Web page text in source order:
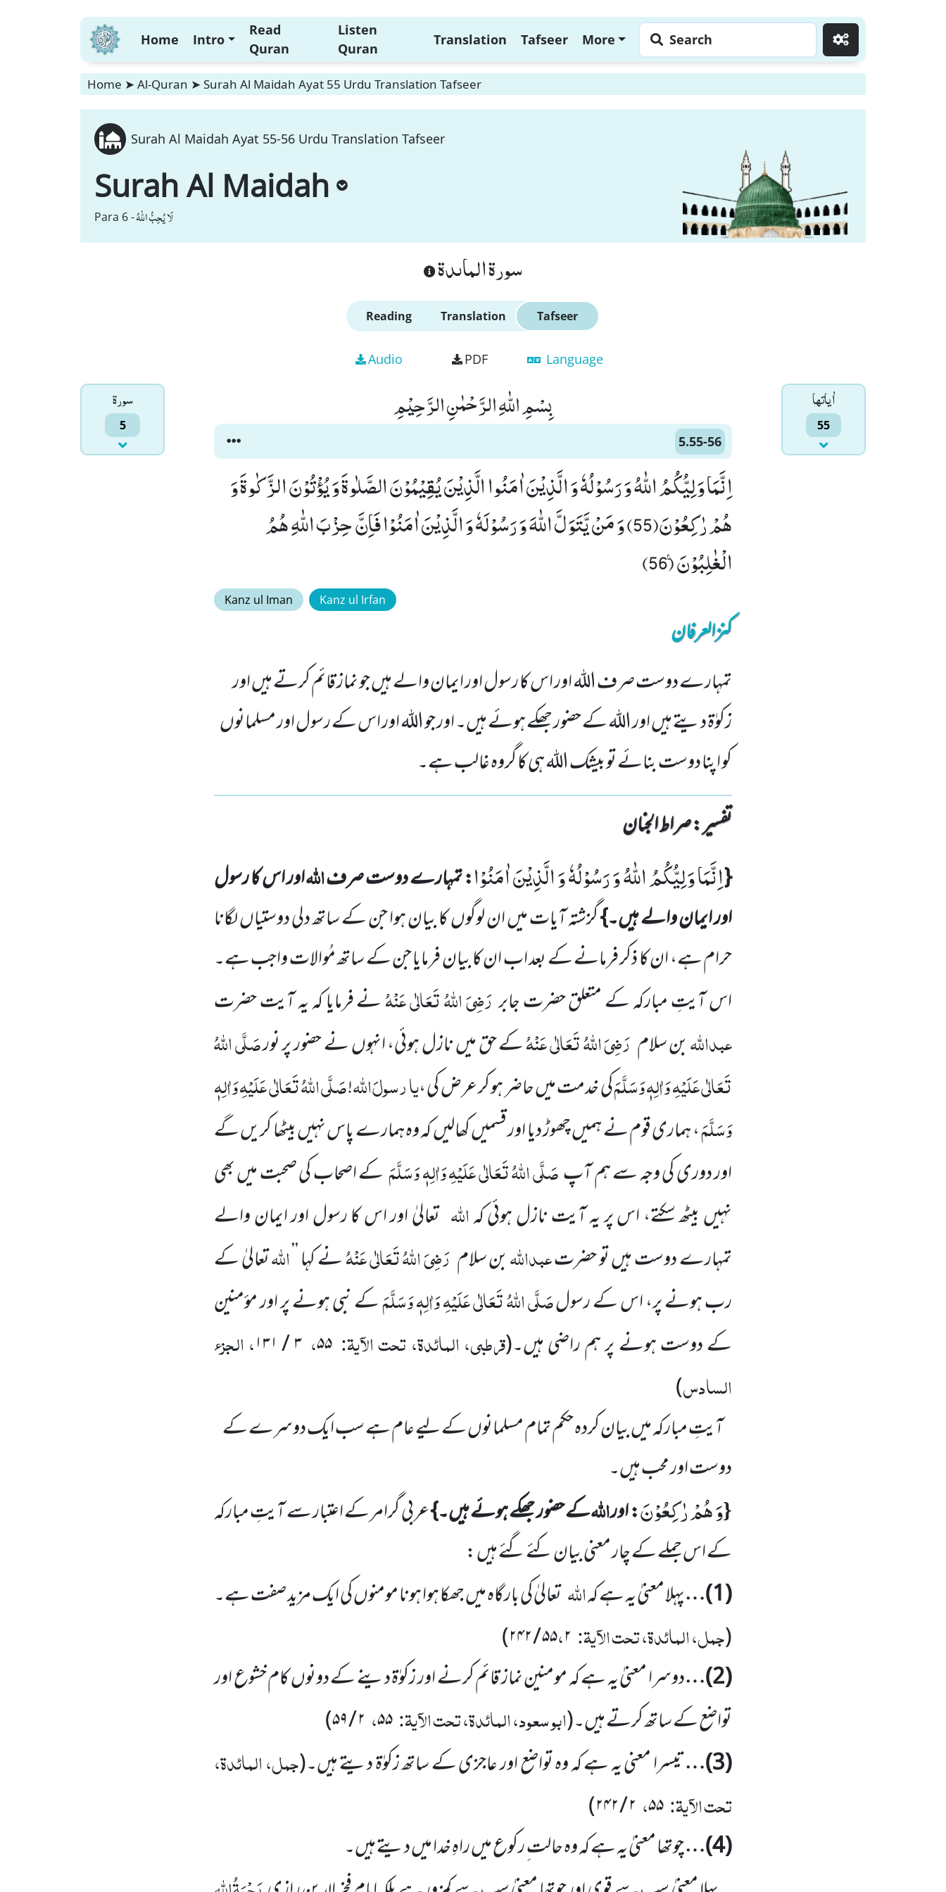
Home Intro
Read
Quran
Listen
Quran
Translation Tafseer More Search
Home ➤ Al-Quran ➤ Surah Al Maidah Ayat 55 Urdu Translation Tafseer
Surah Al Maidah Ayat 55-56 Urdu Translation Tafseer
Surah Al Maidah
Para 6 -لَا یُحِبُّ اللّٰهُ
سورة الماىدة
Reading Translation Tafseer
Audio PDF Language
سورۃ
5
اٰياتها
55
بِسْمِ اللّٰهِ الرَّحْمٰنِ الرَّحِیْمِ
5.55-56
اِنَّمَا وَلِیُّكُمُ اللّٰهُ وَ رَسُوْلُهٗ وَ الَّذِیْنَ اٰمَنُوا الَّذِیْنَ یُقِیْمُوْنَ الصَّلٰوةَ وَ یُؤْتُوْنَ الزَّكٰوةَ وَ
هُمْ رٰكِعُوْنَ(55) وَ مَنْ یَّتَوَلَّ اللّٰهَ وَ رَسُوْلَهٗ وَ الَّذِیْنَ اٰمَنُوْا فَاِنَّ حِزْبَ اللّٰهِ هُمُ
الْغٰلِبُوْنَ۠ (56)
Kanz ul Iman Kanz ul Irfan
کنزالعرفان
تمہارے دوست صرف اللہ اور اس کا رسول اور ایمان والے ہیں جو نماز قائم کرتے ہیں اور
زکوٰۃ دیتے ہیں اور اللہ کے حضور جھکے ہوئے ہیں۔ اور جو اللہ اور اس کے رسول اور مسلمانوں
کو اپنا دوست بنائے تو بیشک اللہ ہی کا گروہ غالب ہے۔
تفسیر : ‎صراط الجنان
{اِنَّمَا وَلِیُّكُمُ اللّٰهُ وَ رَسُوْلُهٗ وَ الَّذِیْنَ اٰمَنُوْا: تمہارے دوست صرفاللہاور اس کا رسول
اور ایمان والے ہیں۔}گزشتہ آیات میں ان لوگوں کا بیان ہوا جن کے ساتھ دلی دوستیاں لگانا
حرام ہے، ان کا ذکر فرمانے کے بعد اب ان کا بیان فرمایا جن کے ساتھ مُوالات واجب ہے۔
اس آیتِ مبارکہ کے متعلق حضرت جابررَضِیَ اللہُ تَعَالٰی عَنْہُنے فرمایا کہ یہ آیت حضرت
عبداللہبن سلام رَضِیَ اللہُ تَعَالٰی عَنْہُکے حق میں نازل ہوئی، انہوں نے حضور پر نورصَلَّی اللہُ
تَعَالٰی عَلَیْہِ وَاٰلِہٖ وَسَلَّمَکی خدمت میں حاضر ہو کر عرض کی ،یارسولَاللہ!صَلَّی اللہُ تَعَالٰی عَلَیْہِ وَاٰلِہٖ
وَسَلَّمَ، ہماری قوم نے ہمیں چھوڑ دیا اور قسمیں کھالیں کہ وہ ہمارے پاس نہیں بیٹھا کریں گے
اور دوری کی وجہ سے ہم آپصَلَّی اللہُ تَعَالٰی عَلَیْہِ وَاٰلِہٖ وَسَلَّمَکے اصحاب کی صحبت میں بھی
نہیں بیٹھ سکتے، اس پر یہ آیت نازل ہوئی کہاللہ تعالیٰ اور اس کا رسول اور ایمان والے
تمہارے دوست ہیں تو حضرتعبداللہبن سلام رَضِیَ اللہُ تَعَالٰی عَنْہُنے کہا ’’اللہتعالیٰ کے
رب ہونے پر، اس کے رسولصَلَّی اللہُ تَعَالٰی عَلَیْہِ وَاٰلِہٖ وَسَلَّمَکے نبی ہونے پر اور مؤمنین
کے دوست ہونے پر ہم راضی ہیں۔(قرطبی، المائدۃ، تحت الآیۃ: ۵۵، ۳ / ۱۳۱
، الجزء
السادس)
آیتِ مبارکہ میں بیان کردہ حکم تمام مسلمانوں کے لیے عام ہے سب ایک دوسرے کے
دوست اور محب ہیں۔
{وَ هُمْ رٰكِعُوْنَ: اوراللہکے حضور جھکے ہوئے ہیں۔}عربی گرامر کے اعتبار سے آیتِ مبارکہ
کے اس جملے کے چار معنی بیان کئے گئے ہیں :
(1)
…پہلا معنیٰ یہ ہے کہاللہتعالیٰ کی بارگاہ میں جھکا ہوا ہونا مومنوں کی ایک مزید صفت ہے۔
(جمل، المائدۃ، تحت الآیۃ: ۵۵،۲ / ۲۴۲)
(2)
…دوسرا معنیٰ یہ ہے کہ مومنین نماز قائم کرنے اور زکوٰۃ دینے کے دونوں کام خشوع اور
تواضع کے ساتھ کرتے ہیں۔(ابو سعود، المائدۃ، تحت الآیۃ:۵۵، ۲ / ۵۹)
(3)
…تیسرا معنی یہ ہے کہ وہ تواضع اور عاجزی کے ساتھ زکوٰۃ دیتے ہیں۔(جمل، المائدۃ،
تحت الآیۃ:۵۵، ۲ / ۲۴۲)
(4)
…چوتھا معنیٰ یہ ہے کہ وہ حالت ِ رکوع میں راہِ خدا میں دیتے ہیں۔